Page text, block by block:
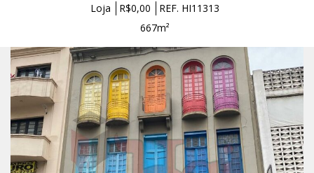
Loja R$0,00
REF. HI11313
667m²